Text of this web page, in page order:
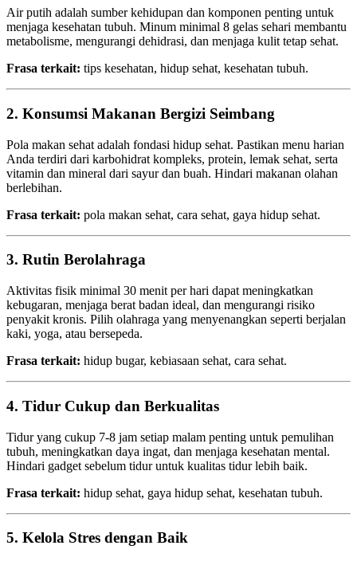
Air putih adalah sumber kehidupan dan komponen penting untuk
menjaga kesehatan tubuh. Minum minimal 8 gelas sehari membantu
metabolisme, mengurangi dehidrasi, dan menjaga kulit tetap sehat.
Frasa terkait: tips kesehatan, hidup sehat, kesehatan tubuh.
2. Konsumsi Makanan Bergizi Seimbang
Pola makan sehat adalah fondasi hidup sehat. Pastikan menu harian
Anda terdiri dari karbohidrat kompleks, protein, lemak sehat, serta
vitamin dan mineral dari sayur dan buah. Hindari makanan olahan
berlebihan.
Frasa terkait: pola makan sehat, cara sehat, gaya hidup sehat.
3. Rutin Berolahraga
Aktivitas fisik minimal 30 menit per hari dapat meningkatkan
kebugaran, menjaga berat badan ideal, dan mengurangi risiko
penyakit kronis. Pilih olahraga yang menyenangkan seperti berjalan
kaki, yoga, atau bersepeda.
Frasa terkait: hidup bugar, kebiasaan sehat, cara sehat.
4. Tidur Cukup dan Berkualitas
Tidur yang cukup 7-8 jam setiap malam penting untuk pemulihan
tubuh, meningkatkan daya ingat, dan menjaga kesehatan mental.
Hindari gadget sebelum tidur untuk kualitas tidur lebih baik.
Frasa terkait: hidup sehat, gaya hidup sehat, kesehatan tubuh.
5. Kelola Stres dengan Baik